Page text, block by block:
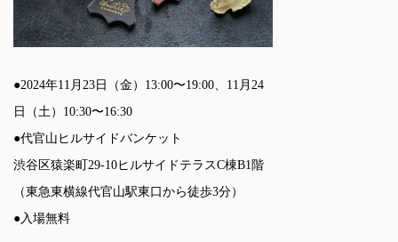
●2024年11月23日（金）13:00〜19:00、11月24
日（土）10:30〜16:30
●代官山ヒルサイドバンケット
渋谷区猿楽町29-10ヒルサイドテラスC棟B1階
（東急東横線代官山駅東口から徒歩3分）
●入場無料